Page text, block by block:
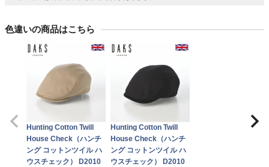
色違いの商品はこちら
Hunting Cotton Twill
House Check（ハンチ
ング コットンツイル ハ
ウスチェック） D2010
Hunting Cotton Twill
House Check（ハンチ
ング コットンツイル ハ
ウスチェック） D2010